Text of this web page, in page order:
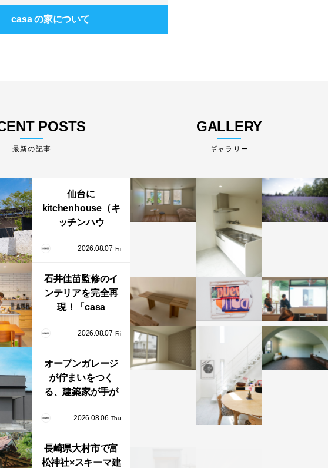
casa の家について
POSTS
最新の記事
仙台に
kitchenhouse（キ
ッチンハウ
（グラフテクト）
型ショールームが
オープン！
2026.08.07 Fri
石井佳苗監修のイ
ンテリアを完全再
現！「casa
リンネル）」で叶
ルな部屋づくり。
2026.08.07 Fri
オープンガレージ
が佇まいをつく
る、建築家が手が
まい「ふわりと浮
い」
2026.08.06 Thu
長崎県大村市で富
松神社×スキーマ建
GALLERY
ギャラリー